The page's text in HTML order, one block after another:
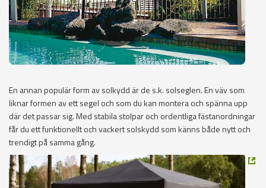
En annan populär form av solkydd är de s.k. solseglen. En väv som
liknar formen av ett segel och som du kan montera och spänna upp
där det passar sig. Med stabila stolpar och ordentliga fästanordningar
får du ett funktionellt och vackert solskydd som känns både nytt och
trendigt på samma gång.